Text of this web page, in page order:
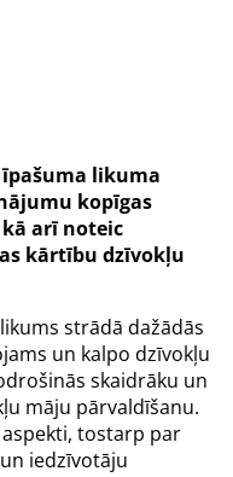
likuma
kopīgas
arī noteic
kārtību dzīvokļu
strādā dažādās
un kalpo dzīvokļu
skaidrāku un
māju pārvaldīšanu.
tostarp par
iedzīvotāju